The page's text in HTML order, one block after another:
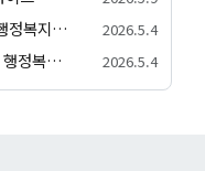
대구 청년내일저축계좌 — 8개 구·군 행정복지센터 신청 방법 2026.5.4
인천 청년내일저축계좌 — 10개 구·군 행정복지센터 신청 방법 2026.5.4